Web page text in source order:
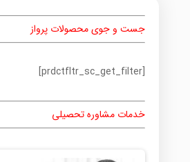
جست و جوی محصولات پرواز
[prdctfltr_sc_get_filter]
خدمات مشاوره تحصیلی